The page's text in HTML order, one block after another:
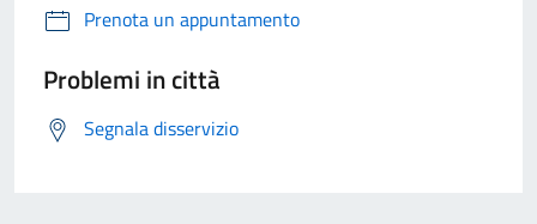
Prenota un appuntamento
Problemi in città
Segnala disservizio